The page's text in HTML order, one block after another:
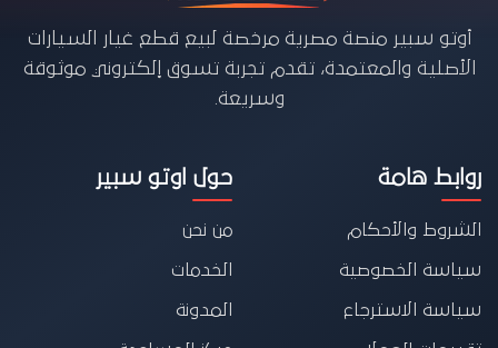
أوتو سبير منصة مصرية مرخصة لبيع قطع غيار السيارات
الأصلية والمعتمدة، تقدم تجربة تسوق إلكتروني موثوقة
وسريعة.
روابط هامة
الشروط والأحكام
سياسة الخصوصية
سياسة الاسترجاع
حول اوتو سبير
من نحن
الخدمات
المدونة